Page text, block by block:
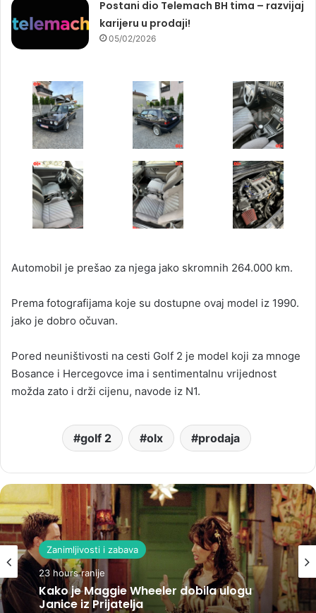
Postani dio Telemach BH tima – razvijaj
karijeru u prodaji!
05/02/2026
Automobil je prešao za njega jako skromnih 264.000 km.
Prema fotografijama koje su dostupne ovaj model iz 1990.
jako je dobro očuvan.
Pored neuništivosti na cesti Golf 2 je model koji za mnoge
Bosance i Hercegovce ima i sentimentalnu vrijednost
možda zato i drži cijenu, navode iz N1.
golf 2 olx prodaja
Zanimljivosti i zabava
23 hours ranije
Kako je Maggie Wheeler dobila ulogu
Janice iz Prijatelja